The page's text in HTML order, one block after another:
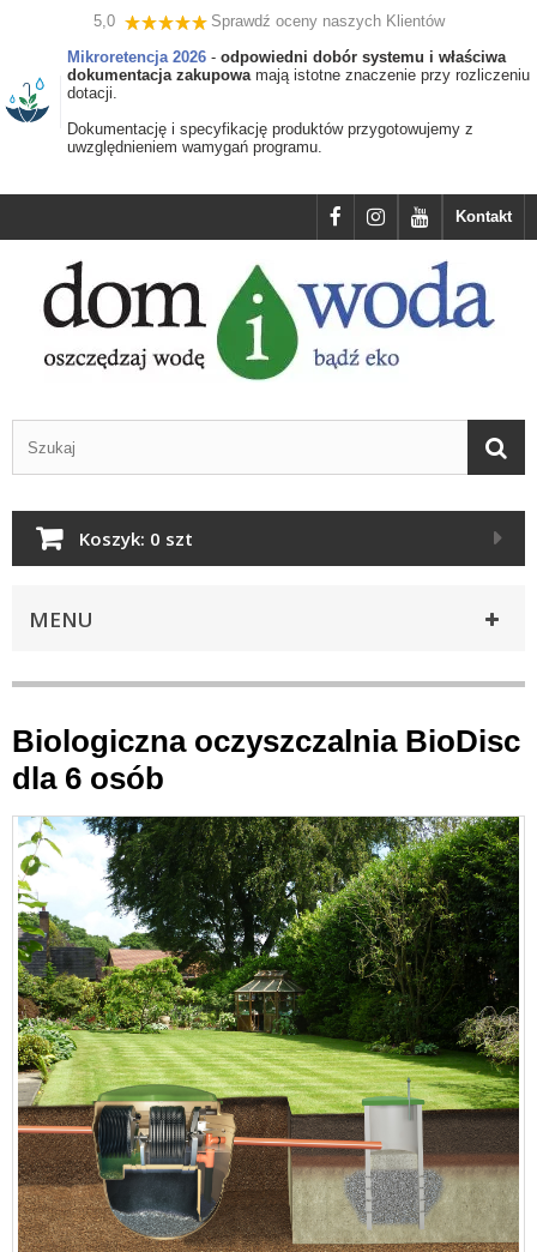
5,0
Sprawdź oceny naszych Klientów
Mikroretencja 2026 - odpowiedni dobór systemu i właściwa
dokumentacja zakupowamają istotne znaczenie przy rozliczeniu
dotacji.
Dokumentację i specyfikację produktów przygotowujemy z
uwzględnieniem wamygań programu.
Kontakt
Koszyk: 0 szt
MENU
Biologiczna oczyszczalnia BioDisc
dla 6 osób